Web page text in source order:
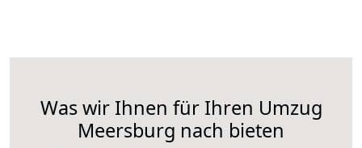
Was wir Ihnen für Ihren Umzug
Meersburg nach bieten